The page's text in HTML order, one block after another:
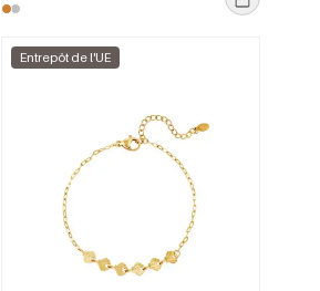
Entrepôt de l'UE